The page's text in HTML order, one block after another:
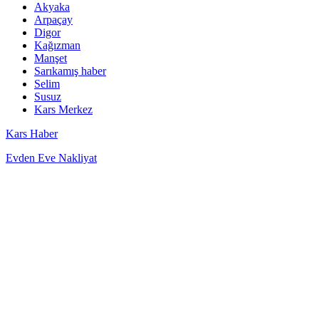
Akyaka
Arpaçay
Digor
Kağızman
Manşet
Sarıkamış haber
Selim
Susuz
Kars Merkez
Kars Haber
Evden Eve Nakliyat